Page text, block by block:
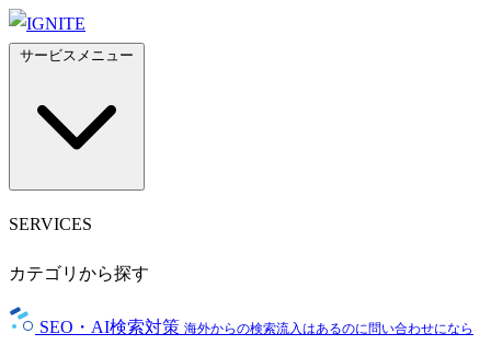
SERVICES
カテゴリから探す
SEO・AI検索対策 海外からの検索流入はあるのに問い合わせになら